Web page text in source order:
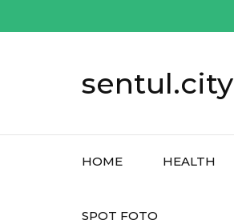
ke
sentul.city
HOME HEALTH
SPOT FOTO